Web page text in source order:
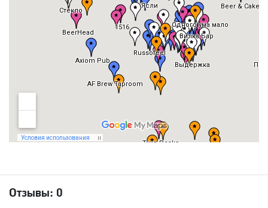
Отзывы: 0